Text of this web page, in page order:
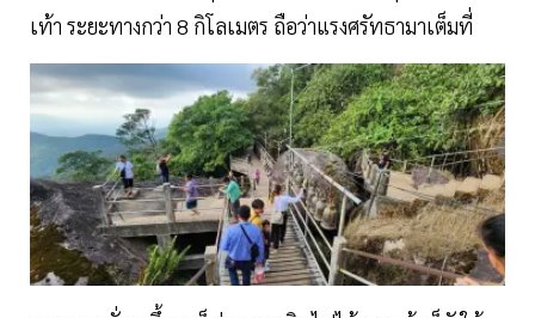
เท้า ระยะทางกว่า 8 กิโลเมตร ถือว่าแรงศรัทธามาเต็มที่